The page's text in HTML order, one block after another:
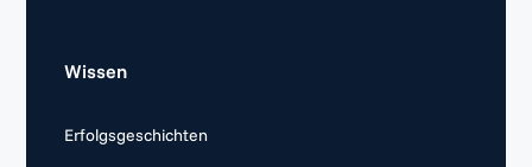
Wissen
Erfolgsgeschichten